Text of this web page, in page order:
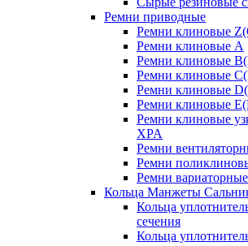
Ремни приводные
Ремни клиновые
Ремни клиновые A
Ремни клиновые
Ремни клиновые
Ремни клиновые
Ремни клиновые
Ремни клиновые
XPA
Ремни
Ремни
Ремни вариаторные
Кольца Манжеты
Кольца
сечения
Кольца